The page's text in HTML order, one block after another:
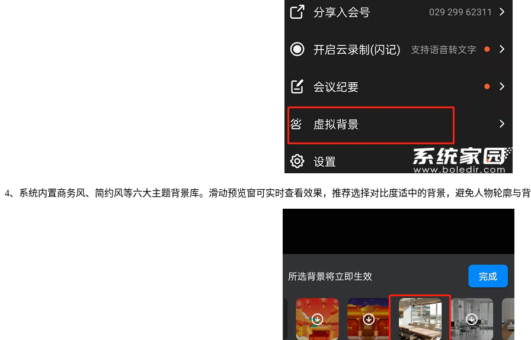
4、系统内置商务风、简约风等六大主题背景库。滑动预览窗可实时查看效果，推荐选择对比度适中的背景，避免人物轮廓与背